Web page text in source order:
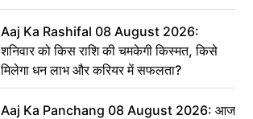
Aaj Ka Rashifal 08 August 2026:
शनिवार को किस राशि की चमकेगी किस्मत, किसे
मिलेगा धन लाभ और करियर में सफलता?
Aaj Ka Panchang 08 August 2026: आज